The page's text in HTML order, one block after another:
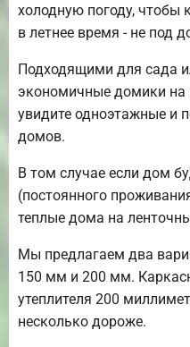
холодную погоду, чтобы
в летнее время - не под
Подходящими для сада
экономичные домики на
увидите одноэтажные и
домов.
В том случае если дом
(постоянного
теплые дома на
Мы предлагаем два
150 мм и 200 мм.
утеплителя 200
несколько дороже.